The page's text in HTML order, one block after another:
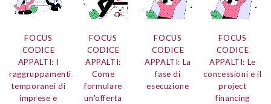
FOCUS
CODICE
APPALTI: I
raggruppamenti
temporanei di
imprese e
FOCUS
CODICE
APPALTI:
Come
formulare
un'offerta
FOCUS
CODICE
APPALTI: La
fase di
esecuzione
FOCUS
CODICE
APPALTI: Le
concessioni e il
project
financing